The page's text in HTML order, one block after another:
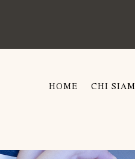
HOME CHI